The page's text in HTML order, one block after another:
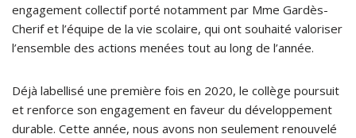
engagement collectif porté notamment par Mme Gardès-
Cherif et l’équipe de la vie scolaire, qui ont souhaité valoriser
l’ensemble des actions menées tout au long de l’année.
Déjà labellisé une première fois en 2020, le collège poursuit
et renforce son engagement en faveur du développement
durable. Cette année, nous avons non seulement renouvelé